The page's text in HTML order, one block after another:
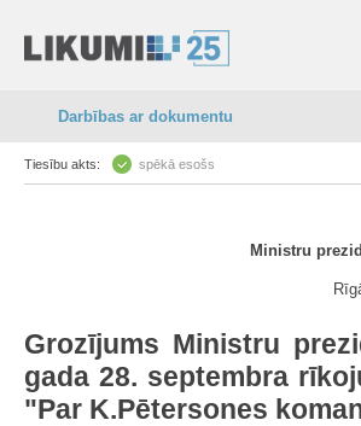
Darbības ar dokumentu
Tiesību akts: spēkā esošs
Ministru
Grozījums Ministru
gada 28. septembra
"Par K.Pētersones